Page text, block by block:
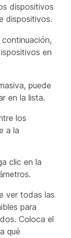
dispositivos
dispositivos.
continuación,
en
puede
en la lista.
los
a la
clic en la
ver todas las
para
Coloca el
qué